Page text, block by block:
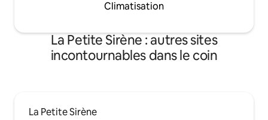
Climatisation
La Petite Sirène : autres sites
incontournables dans le coin
La Petite Sirène